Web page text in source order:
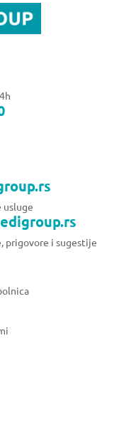
usluge
prigovore i sugestije